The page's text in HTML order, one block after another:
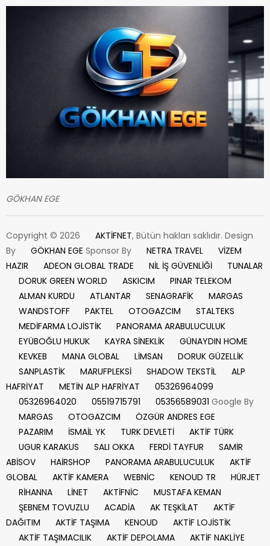
GÖKHAN EGE
Copyright © 2026 AKTİFNET, Bütün hakları saklıdır. Design
By
GÖKHAN EGE Sponsor By NETRA TRAVEL
VİZEM
HAZIR
ADEON GLOBAL TRADE NİL İŞ GÜVENLİĞİ
TUNALAR
DORUK GREEN WORLD
ASKICIM
PINAR TELEKOM
ALMAN KURDU
ATLANTAR SENAGRAFİK
MARGAS
WANDSTOFF
PAKTEL OTOGAZCIM
STALTEKS
MEDİFARMA LOJİSTİK
PANORAMA ARABULUCULUK
EYÜBOĞLU HUKUK
KAYRA SİNEKLİK
GÜNAYDIN HOME
KEVKEB
MANA GLOBAL LİMSAN
DORUK GÜZELLİK
SANPLASTİK
MARUFPLEKSİ SHADOW TEKSTİL
ALP
HAFRİYAT
METİN ALP HAFRİYAT
05326964099
05326964020
05519715791 05356589031 Google By
MARGAS
OTOGAZCIM
ÖZGÜR ANDRES EGE
PAZARIM
İSMAİL YK TURK DEVLETİ
AKTİF TÜRK
UGUR KARAKUS
SALI OKKA FERDİ TAYFUR
SAMİR
ABİSOV
HAİRSHOP PANORAMA ARABULUCULUK
AKTİF
GLOBAL
AKTİF KAMERA WEBNİC KENOUD TR
HÜRJET
RİHANNA
LİNET AKTİFNİC
MUSTAFA KEMAN
ŞEBNEM TOVUZLU
ACADİA AK TEŞKİLAT
AKTİF
DAĞITIM
AKTİF TAŞIMA KENOUD
AKTİF LOJİSTİK
AKTİF TAŞIMACILIK
AKTİF DEPOLAMA
AKTİF NAKLİYE